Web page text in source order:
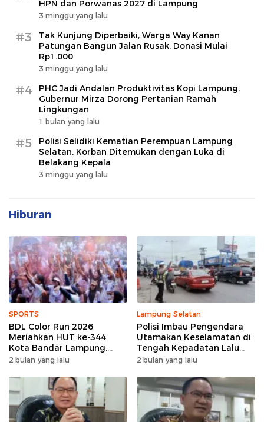
HPN dan Porwanas 2027 di Lampung
3 minggu yang lalu
#3
Tak Kunjung Diperbaiki, Warga Way Kanan
Patungan Bangun Jalan Rusak, Donasi Mulai
Rp1.000
3 minggu yang lalu
#4
PHC Jadi Andalan Produktivitas Kopi Lampung,
Gubernur Mirza Dorong Pertanian Ramah
Lingkungan
1 bulan yang lalu
#5
Polisi Selidiki Kematian Perempuan Lampung
Selatan, Korban Ditemukan dengan Luka di
Belakang Kepala
3 minggu yang lalu
Hiburan
SPORTS
BDL Color Run 2026
Meriahkan HUT ke-344
Kota Bandar Lampung,
Wujud Semangat Sehat
2 bulan yang lalu
Lampung Selatan
Polisi Imbau Pengendara
Utamakan Keselamatan di
Tengah Kepadatan Lalu
Lintas Pagi Hari
2 bulan yang lalu